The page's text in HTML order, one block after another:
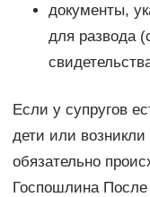
документы,
для развода
Если у супругов
дети или
обязательно
Госпошлина